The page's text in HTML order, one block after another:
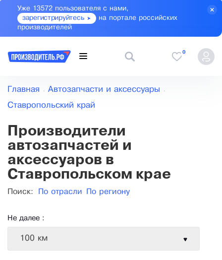
Уже 13572 пользователя с нами,
зарегистрируйтесь
на портале российских
производителей
0
Главная Автозапчасти и аксессуары
Ставропольский край
Производители
автозапчастей и
аксессуаров в
Ставропольском крае
Поиск: По отрасли По региону
Не далее :
100 км